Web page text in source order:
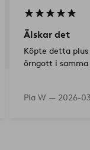
Älskar det
Köpte detta
örngott i
Pia W — 2026-